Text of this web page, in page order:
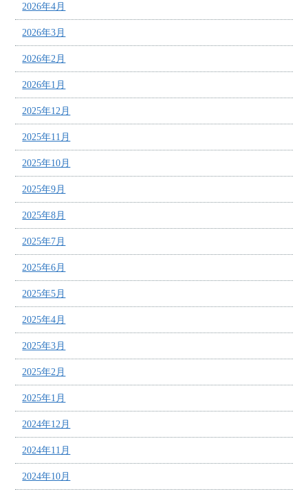
2026年4月
2026年3月
2026年2月
2026年1月
2025年12月
2025年11月
2025年10月
2025年9月
2025年8月
2025年7月
2025年6月
2025年5月
2025年4月
2025年3月
2025年2月
2025年1月
2024年12月
2024年11月
2024年10月